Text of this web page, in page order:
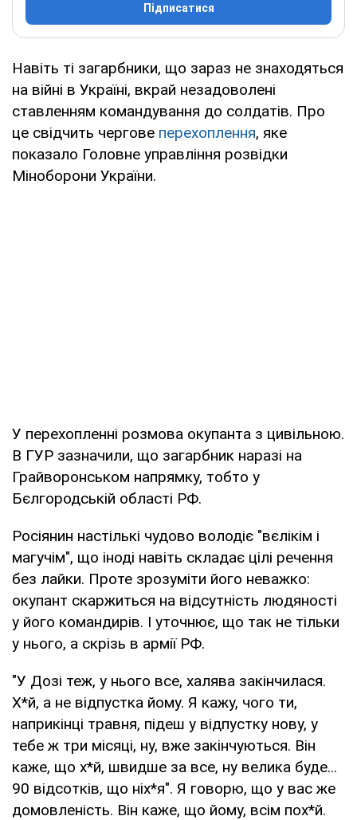
Підписатися
Навіть ті загарбники, що зараз не знаходяться
на війні в Україні, вкрай незадоволені
ставленням командування до солдатів. Про
це свідчить чергове перехоплення, яке
показало Головне управління розвідки
Міноборони України.
У перехопленні розмова окупанта з цивільною.
В ГУР зазначили, що загарбник наразі на
Грайворонськом напрямку, тобто у
Бєлгородській області РФ.
Росіянин настількі чудово володіє "вєлікім і
магучім", що іноді навіть складає цілі речення
без лайки. Проте зрозуміти його неважко:
окупант скаржиться на відсутність людяності
у його командирів. І уточнює, що так не тільки
у нього, а скрізь в армії РФ.
"У Дозі теж, у нього все, халява закінчилася.
Х*й, а не відпустка йому. Я кажу, чого ти,
наприкінці травня, підеш у відпустку нову, у
тебе ж три місяці, ну, вже закінчуються. Він
каже, що х*й, швидше за все, ну велика буде...
90 відсотків, що ніх*я". Я говорю, що у вас же
домовленість. Він каже, що йому, всім пох*й.